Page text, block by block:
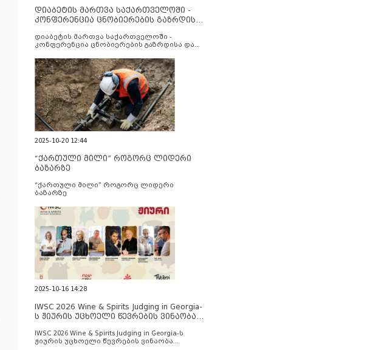
დიაბეტის მართვა საქართველოში -
კონფერენცია ცნობიერების გაზრდისა
დიაბეტის მართვა საქართველოში -
კონფერენცია ცნობიერების გაზრდისა და
2025-10-20 12:44
“ქართული მილი” როგორც ლიდერი
ბაზარზე
“ქართული მილი” როგორც ლიდერი
ბაზარზე
2025-10-16 14:28
IWSC 2026 Wine & Spirits Judging in Georgia-
ს ჟიურის უცხოელი წევრების ვინაობა
IWSC 2026 Wine & Spirits Judging in Georgia-ს
ჟიურის უცხოელი წევრების ვინაობა